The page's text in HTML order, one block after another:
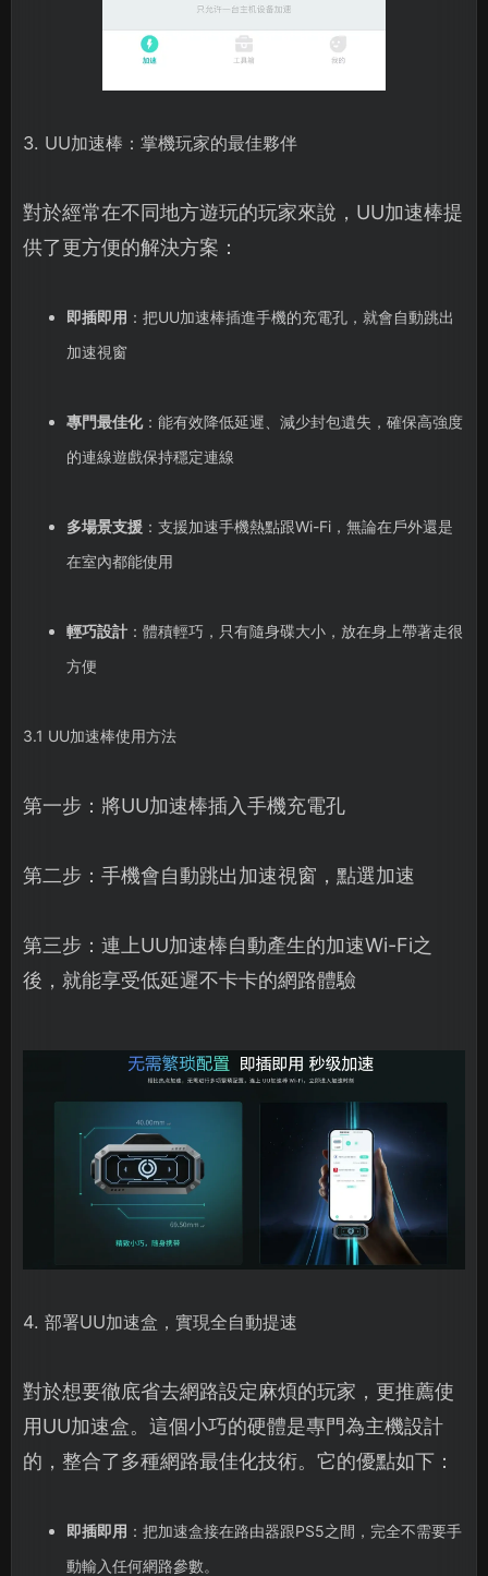
3. UU加速棒：掌機玩家的最佳夥伴
對於經常在不同地方遊玩的玩家來說，UU加速棒提
供了更方便的解決方案：
即插即用 ：把UU加速棒插進手機的充電孔，就會自動跳出
加速視窗
專門最佳化：能有效降低延遲、減少封包遺失，確保高強度
的連線遊戲保持穩定連線
多場景支援：支援加速手機熱點跟Wi-Fi，無論在戶外還是
在室內都能使用
輕巧設計：體積輕巧，只有隨身碟大小，放在身上帶著走很
方便
3.1 UU加速棒使用方法
第一步：將UU加速棒插入手機充電孔
第二步：手機會自動跳出加速視窗，點選加速
第三步：連上UU加速棒自動產生的加速Wi-Fi之
後，就能享受低延遲不卡卡的網路體驗
4. 部署UU加速盒，實現全自動提速
對於想要徹底省去網路設定麻煩的玩家，更推薦使
用UU加速盒。這個小巧的硬體是專門為主機設計
的，整合了多種網路最佳化技術。它的優點如下：
即插即用 ：把加速盒接在路由器跟PS5之間，完全不需要手
動輸入任何網路參數。